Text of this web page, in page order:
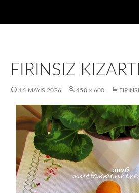
FIRINSIZ
16 MAYIS 2026 450 × 600